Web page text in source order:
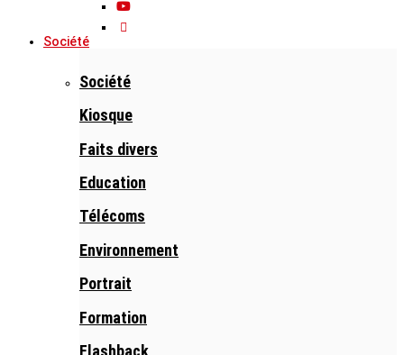
Société
Société
Kiosque
Faits divers
Education
Télécoms
Environnement
Portrait
Formation
Flashback